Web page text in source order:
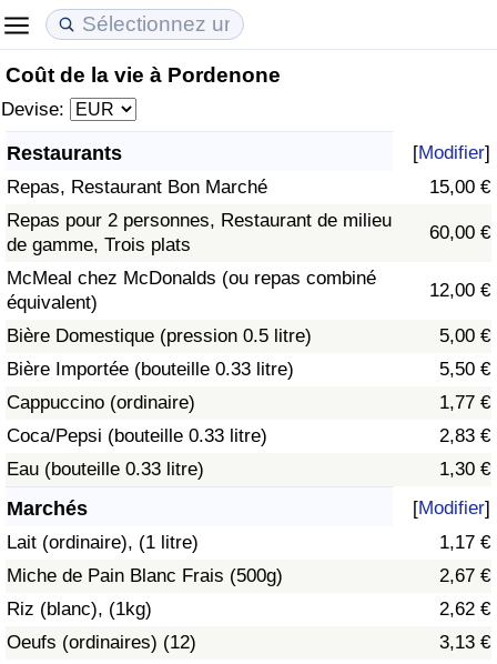
Coût de la vie à Pordenone
Devise:
Restaurants [Modifier]
Repas, Restaurant Bon Marché
15,00 €
Repas pour 2 personnes, Restaurant de milieu
de gamme, Trois plats
60,00 €
McMeal chez McDonalds (ou repas combiné
équivalent)
12,00 €
Bière Domestique (pression 0.5 litre)
5,00 €
Bière Importée (bouteille 0.33 litre)
5,50 €
Cappuccino (ordinaire)
1,77 €
Coca/Pepsi (bouteille 0.33 litre)
2,83 €
Eau (bouteille 0.33 litre)
1,30 €
Marchés [Modifier]
Lait (ordinaire), (1 litre)
1,17 €
Miche de Pain Blanc Frais (500g)
2,67 €
Riz (blanc), (1kg)
2,62 €
Oeufs (ordinaires) (12)
3,13 €
Coût de la vie
Indice du Coût de la Vie
Indice du coût de la vie par pays
à Akaba
Prix de l'immobilier
Indice des Prix de l'immobilier
Indice des Prix de l'immobilier par Pays
Qualité de Vie
Indice de Qualité de Vie (Actuel)
Indice de qualité de vie par pays
Criminalité
Indice de Criminalité (Actuel)
Indice de Criminalité
Indice de criminalité par pays
Soins de santé
Indice des soins de santé (Actuel)
Indice des soins de santé